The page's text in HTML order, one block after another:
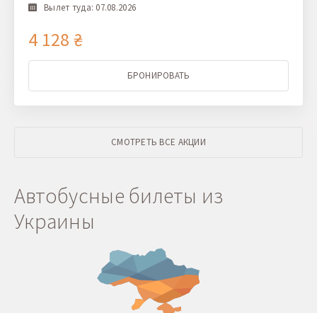
Вылет туда: 07.08.2026
4 128 ₴
БРОНИРОВАТЬ
СМОТРЕТЬ ВСЕ АКЦИИ
Автобусные билеты из
Украины